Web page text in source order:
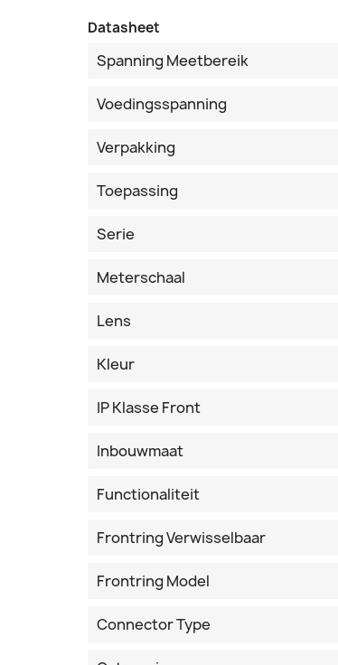
Datasheet
Spanning Meetbereik
Voedingsspanning
Verpakking
Toepassing
Serie
Meterschaal
Lens
Kleur
IP Klasse Front
Inbouwmaat
Functionaliteit
Frontring Verwisselbaar
Frontring Model
Connector Type